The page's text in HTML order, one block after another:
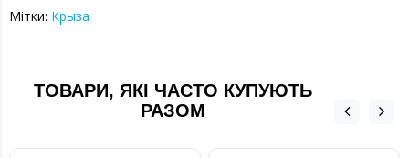
Мітки: Крыза
ТОВАРИ, ЯКІ ЧАСТО КУПУЮТЬ
РАЗОМ